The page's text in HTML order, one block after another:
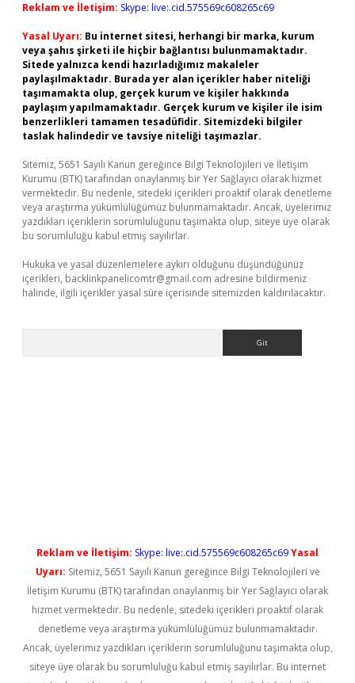
Reklam ve İletişim: Skype: live:.cid.575569c608265c69
Yasal Uyarı: Bu internet sitesi, herhangi bir marka, kurum
veya şahıs şirketi ile hiçbir bağlantısı bulunmamaktadır.
Sitede yalnızca kendi hazırladığımız makaleler
paylaşılmaktadır. Burada yer alan içerikler haber niteliği
taşımamakta olup, gerçek kurum ve kişiler hakkında
paylaşım yapılmamaktadır. Gerçek kurum ve kişiler ile isim
benzerlikleri tamamen tesadüfidir. Sitemizdeki bilgiler
taslak halindedir ve tavsiye niteliği taşımazlar.
Sitemiz, 5651 Sayılı Kanun gereğince Bilgi Teknolojileri ve İletişim
Kurumu (BTK) tarafından onaylanmış bir Yer Sağlayıcı olarak hizmet
vermektedir. Bu nedenle, sitedeki içerikleri proaktif olarak denetleme
veya araştırma yükümlülüğümüz bulunmamaktadır. Ancak, üyelerimiz
yazdıkları içeriklerin sorumluluğunu taşımakta olup, siteye üye olarak
bu sorumluluğu kabul etmiş sayılırlar.
Hukuka ve yasal düzenlemelere aykırı olduğunu düşündüğünüz
içerikleri, backlinkpanelicomtr@gmail.com adresine bildirmeniz
halinde, ilgili içerikler yasal süre içerisinde sitemizden kaldırılacaktır.
Reklam ve İletişim: Skype: live:.cid.575569c608265c69Yasal
Uyarı: Sitemiz, 5651 Sayılı Kanun gereğince Bilgi Teknolojileri ve
İletişim Kurumu (BTK) tarafından onaylanmış bir Yer Sağlayıcı olarak
hizmet vermektedir. Bu nedenle, sitedeki içerikleri proaktif olarak
denetleme veya araştırma yükümlülüğümüz bulunmamaktadır.
Ancak, üyelerimiz yazdıkları içeriklerin sorumluluğunu taşımakta olup,
siteye üye olarak bu sorumluluğu kabul etmiş sayılırlar. Bu internet